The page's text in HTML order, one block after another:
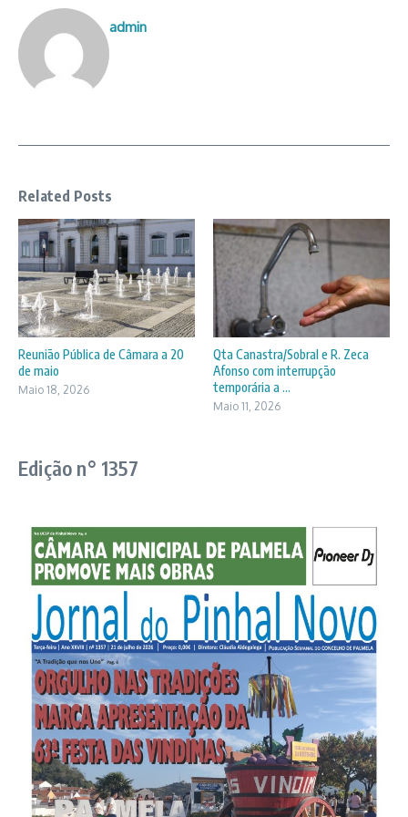
admin
Related Posts
Reunião Pública de Câmara a 20
de maio
Maio 18, 2026
Qta Canastra/Sobral e R. Zeca
Afonso com interrupção
temporária a ...
Maio 11, 2026
Edição n° 1357